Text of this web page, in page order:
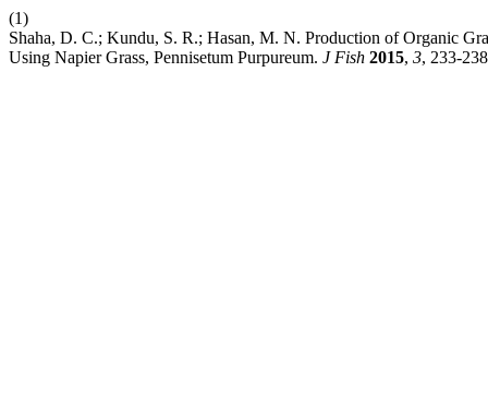
(1)
Shaha, D. C.; Kundu, S. R.; Hasan, M. N. Production of Organic
Using Napier Grass, Pennisetum Purpureum. J Fish 2015, 3, 233-